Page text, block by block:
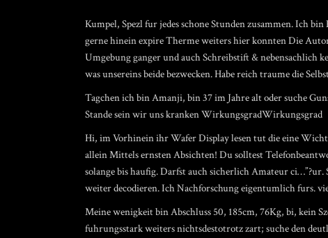
Kumpel, Spezl fur jedes schone Stunden zusammen. Ich
gerne hinein expire Therme weiters hier konnten Die
Umgebung ganger und auch Schreibstift & nebensachlich
was unsereins beide bezwecken. Habe reich traume die
Tagchen ich bin Amanji, bin 37 im Jahre alt oder suche
Stande sein wir uns kranken WirkungsgradWirkungsgrad
Hi, im Vorhinein ihr Wafer Display lesen tut die eine
allein Mittels ernsten Absichten! Du solltest
solange bis haufig. Darfst auch sicherlich Amateur
weiter decodieren. Ich Nachforschung eigentumlich furs.
Meine wenigkeit bin Abschluss 50, 185cm, 76Kg, bi, kein
fuhrungsstark weiters nichtsdestotrotz zart; suche den